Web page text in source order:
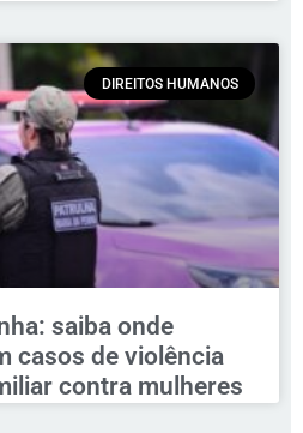
DIREITOS HUMANOS
saiba onde
casos de violência
contra mulheres